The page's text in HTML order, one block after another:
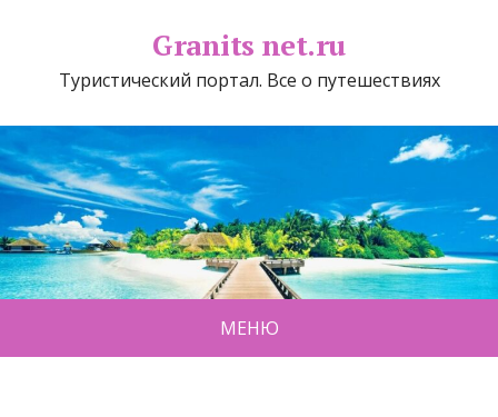
Granits net.ru
Туристический портал. Все о путешествиях
МЕНЮ